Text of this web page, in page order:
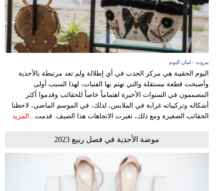
سيارات
بيروت - لبنان اليوم
اليوم الحقيبة هي مركز الجذب في أي إطلالة ولم تعد مرتبطة بالأحذية
وأصبحت قطعة مستقلة والتي تهتم بها الفتيات، لهذا السبب أولى
المصممون في السنوات الأخيرة اهتماماً خاصاً للحقائب وقدموا أكثر
أشكاله وتركيباته غرابة في الملابس، لذلك، في الموسم الماضي، لاحظنا
الحقائب الصغيرة ومع ذلك، تغيرت الاتجاهات هذا الصيف. قدمت... المزيد
موضة الأحذية في فصل ربيع 2023